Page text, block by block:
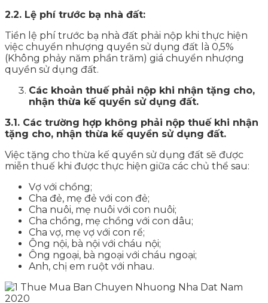
2.2. Lệ phí trước bạ nhà đất:
Tiền lệ phí trước bạ nhà đất phải nộp khi thực hiện
việc chuyển nhượng quyền sử dụng đất là 0,5%
(Không phảy năm phần trăm) giá chuyển nhượng
quyền sử dụng đất.
Các khoản thuế phải nộp khi nhận tặng cho,
nhận thừa kế quyền sử dụng đất.
3.1. Các trường hợp không phải nộp thuế khi nhận
tặng cho, nhận thừa kế quyền sử dụng đất.
Việc tặng cho thừa kế quyền sử dụng đất sẽ được
miễn thuế khi được thực hiện giữa các chủ thể sau:
Vợ với chồng;
Cha đẻ, mẹ đẻ với con đẻ;
Cha nuôi, mẹ nuôi với con nuôi;
Cha chồng, mẹ chồng với con dâu;
Cha vợ, mẹ vợ với con rể;
Ông nội, bà nội với cháu nội;
Ông ngoại, bà ngoại với cháu ngoại;
Anh, chị em ruột với nhau.